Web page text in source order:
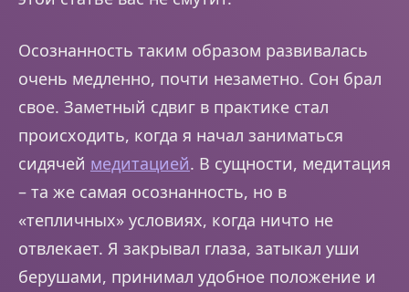
Осознанность таким образом развивалась
очень медленно, почти незаметно. Сон брал
свое. Заметный сдвиг в практике стал
происходить, когда я начал заниматься
сидячей медитацией. В сущности, медитация
– та же самая осознанность, но в
«тепличных» условиях, когда ничто не
отвлекает. Я закрывал глаза, затыкал уши
берушами, принимал удобное положение и